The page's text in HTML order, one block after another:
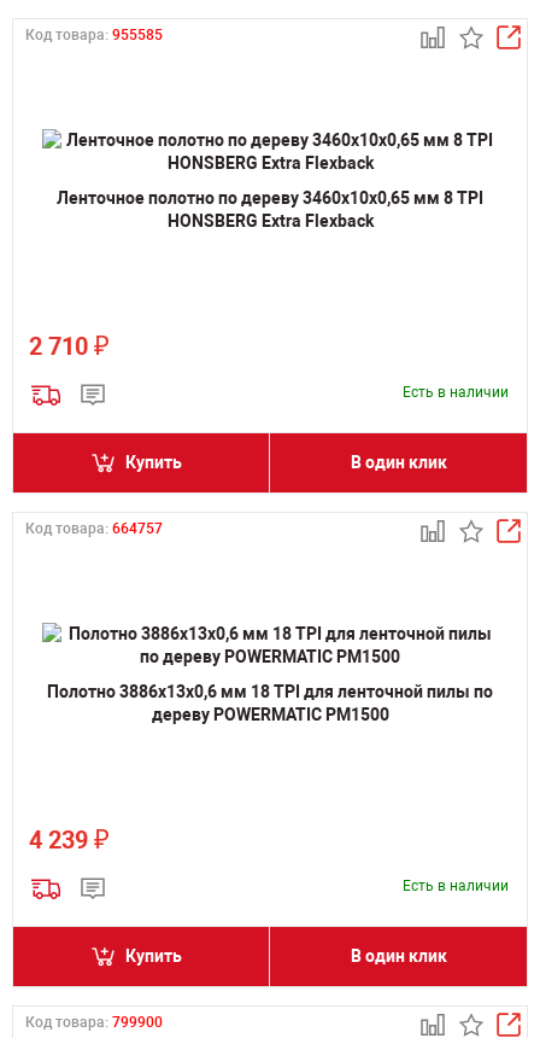
Код товара: 955585
Ленточное полотно по дереву 3460х10х0,65 мм 8 TPI
HONSBERG Extra Flexback
2 710 ₽
Есть в наличии
Купить В один клик
Код товара: 664757
Полотно 3886х13х0,6 мм 18 TPI для ленточной пилы по
дереву POWERMATIC PM1500
4 239 ₽
Есть в наличии
Купить В один клик
Код товара: 799900